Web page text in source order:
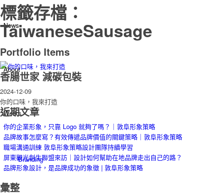
News
About
Works
Branding
標籤存檔：
TaiwaneseSausage
Portfolio Items
香腸世家 減碳包裝
2024-12-09
你的口味，我來打造
近期文章
你的企業形象，只靠 Logo 就夠了嗎？｜敦阜形象策略
品牌故事怎麼寫？有效傳遞品牌價值的關鍵策略｜敦阜形象策略
職場溝通訓練 敦阜形象策略設計團隊持續學習
屏東觀光創生聯盟來訪｜設計如何幫助在地品牌走出自己的路？
品牌形象設計，是品牌成功的象徵 | 敦阜形象策略
彙整